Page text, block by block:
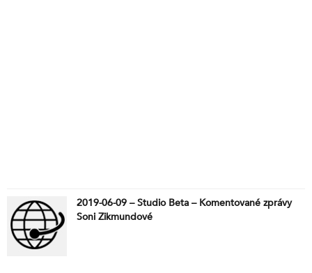
2019-06-09 – Studio Beta – Komentované zprávy
Soni Zikmundové